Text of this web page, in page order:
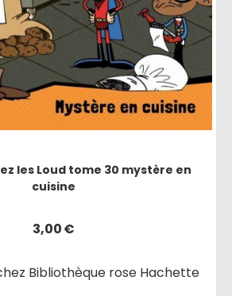
les Loud tome 30 mystère en
cuisine
3,00€
Bibliothèque rose Hachette